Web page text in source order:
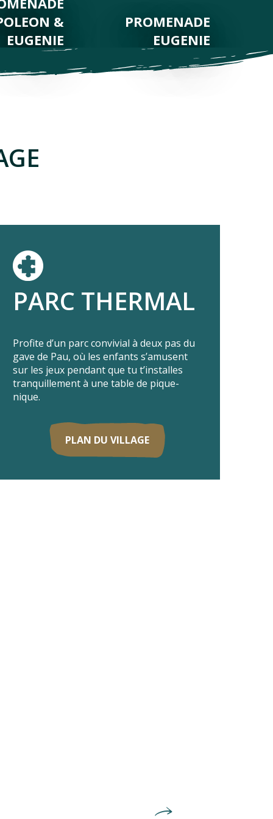
&
EUGENIE
PROMENADE
EUGENIE
PARC THERMAL
Profite d’un parc convivial à deux pas du
gave de Pau, où les enfants s’amusent
sur les jeux pendant que tu t’installes
tranquillement à une table de pique-
nique.
PLAN DU VILLAGE